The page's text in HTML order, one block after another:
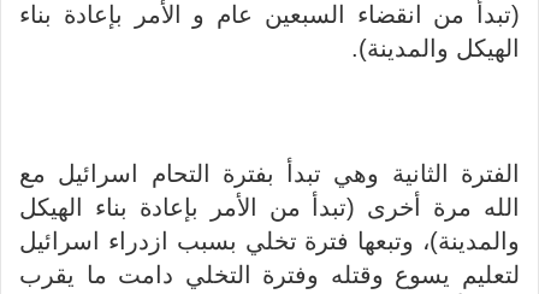
(تبدأ من انقضاء السبعين عام و الأمر بإعادة بناء
الهيكل والمدينة).
الفترة الثانية وهي تبدأ بفترة التحام اسرائيل مع
الله مرة أخرى (تبدأ من الأمر بإعادة بناء الهيكل
والمدينة)، وتبعها فترة تخلي بسبب ازدراء اسرائيل
لتعليم يسوع وقتله وفترة التخلي دامت ما يقرب